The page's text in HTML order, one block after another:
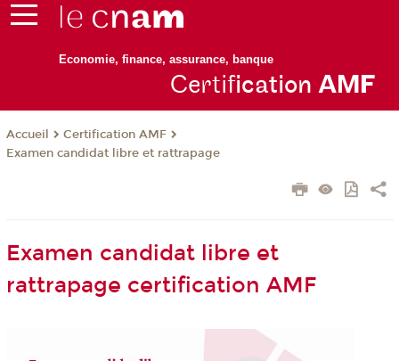
Economie, finance, assurance, banque
Certification AMF
Accueil
Certification AMF
Examen candidat libre et rattrapage
Examen candidat libre et
rattrapage certification AMF